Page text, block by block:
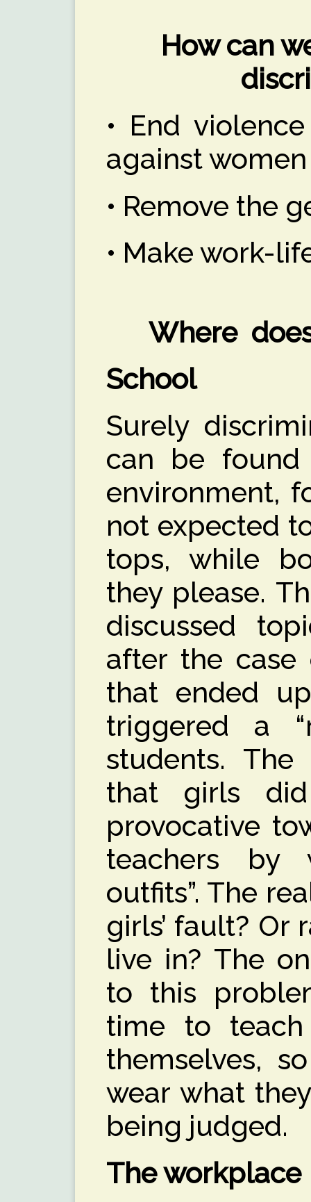
How can
• End
against women
• Remove the
• Make work-
Where
School
Surely
can be
environment,
not expected
tops, while
they please.
discussed
after the case
that ended
triggered a
students.
that girls
provocative
teachers by
outfits”. The
girls’ fault? Or
live in? The
to this
time to
themselves,
wear what
being judged.
The workplace